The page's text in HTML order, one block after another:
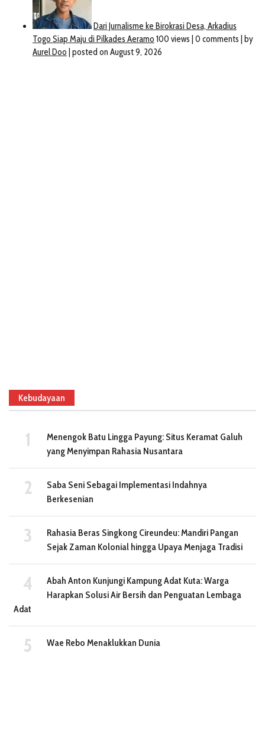
Kebudayaan
Menengok Batu Lingga Payung: Situs Keramat Galuh
yang Menyimpan Rahasia Nusantara
Saba Seni Sebagai Implementasi Indahnya
Berkesenian
Rahasia Beras Singkong Cireundeu: Mandiri Pangan
Sejak Zaman Kolonial hingga Upaya Menjaga Tradisi
Abah Anton Kunjungi Kampung Adat Kuta: Warga
Harapkan Solusi Air Bersih dan Penguatan Lembaga
Adat
Wae Rebo Menaklukkan Dunia